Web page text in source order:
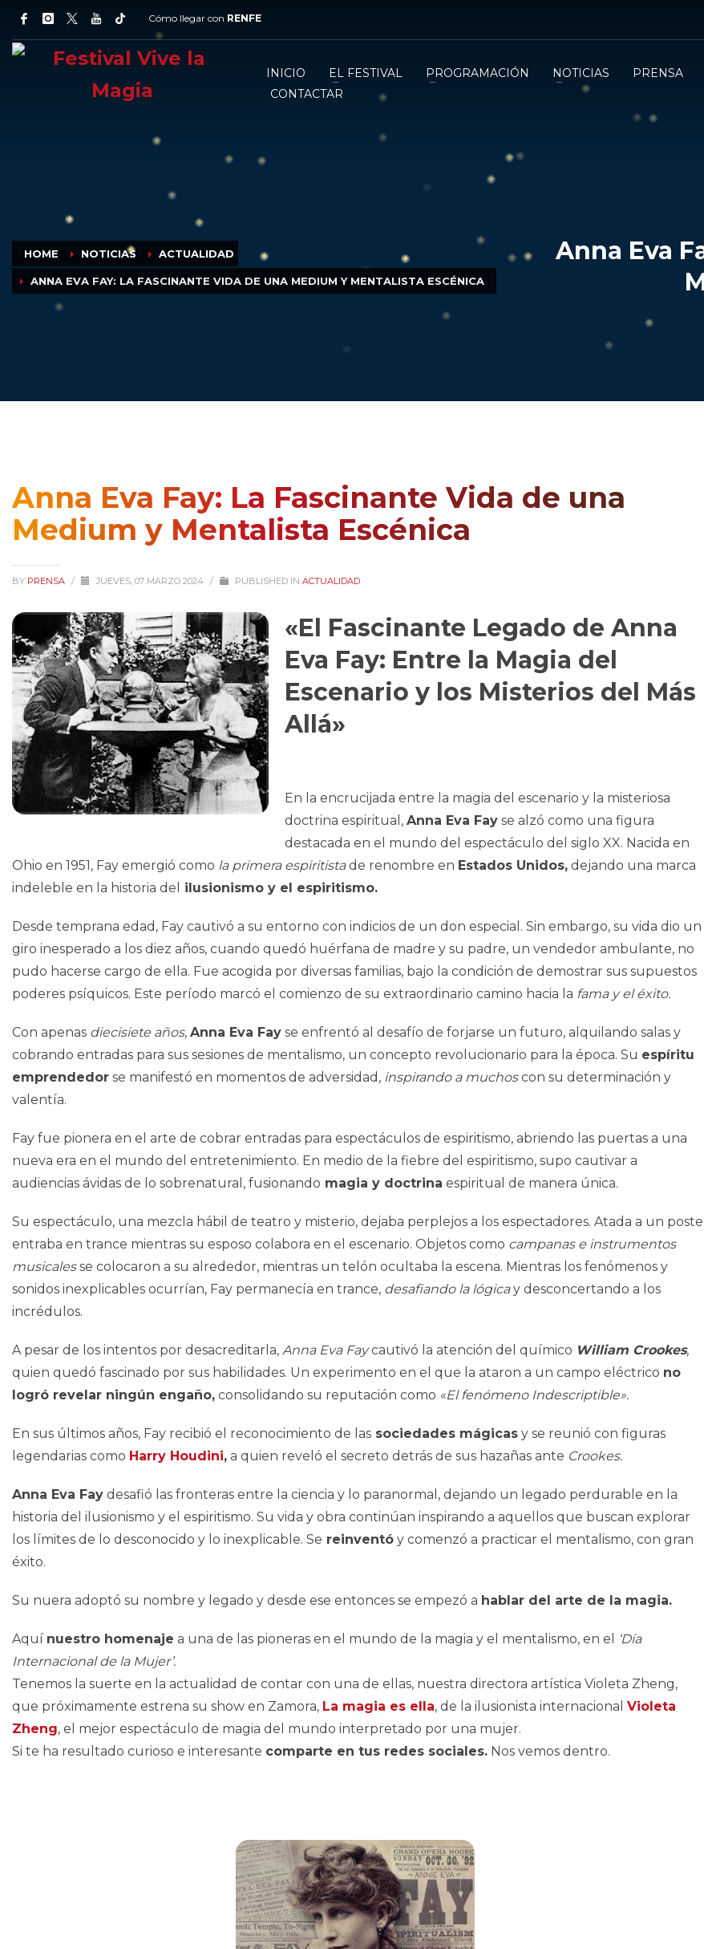
Cómo llegar con RENFE
INICIO EL FESTIVAL PROGRAMACIÓN NOTICIAS
PRENSA
CONTACTAR
HOME NOTICIAS ACTUALIDAD
ANNA EVA FAY: LA FASCINANTE VIDA DE UNA MEDIUM Y MENTALISTA ESCÉNICA
Anna Eva
Anna Eva Fay: La Fascinante Vida de una
Medium y Mentalista Escénica
BY PRENSA / JUEVES, 07 MARZO 2024 / PUBLISHED IN ACTUALIDAD
«El Fascinante Legado de Anna
Eva Fay: Entre la Magia del
Escenario y los Misterios del Más
Allá»
En la encrucijada entre la magia del escenario y la misteriosa
doctrina espiritual, Anna Eva Fay se alzó como una figura
destacada en el mundo del espectáculo del siglo XX. Nacida en
Ohio en 1951, Fay emergió como la primera espiritistade renombre en Estados Unidos, dejando una marca
indeleble en la historia del
ilusionismo y el espiritismo.
Desde temprana edad, Fay cautivó a su entorno con indicios de un don especial. Sin embargo, su vida dio un
giro inesperado a los diez años, cuando quedó huérfana de madre y su padre, un vendedor ambulante, no
pudo hacerse cargo de ella. Fue acogida por diversas familias, bajo la condición de demostrar sus supuestos
poderes psíquicos. Este período marcó el comienzo de su extraordinario camino hacia la fama y el éxito.
Con apenas diecisiete años, Anna Eva Fay se enfrentó al desafío de forjarse un futuro, alquilando salas y
cobrando entradas para sus sesiones de mentalismo, un concepto revolucionario para la época. Su espíritu
emprendedor se manifestó en momentos de adversidad, inspirando a muchoscon su determinación y
valentía.
Fay fue pionera en el arte de cobrar entradas para espectáculos de espiritismo, abriendo las puertas a una
nueva era en el mundo del entretenimiento. En medio de la fiebre del espiritismo, supo cautivar a
audiencias ávidas de lo sobrenatural, fusionando magia y doctrina espiritual de manera única.
Su espectáculo, una mezcla hábil de teatro y misterio, dejaba perplejos a los espectadores. Atada a un
entraba en trance mientras su esposo colabora en el escenario. Objetos como campanas e instrumentos
musicalesse colocaron a su alrededor, mientras un telón ocultaba la escena. Mientras los fenómenos y
sonidos inexplicables ocurrían, Fay permanecía en trance, desafiando la lógicay desconcertando a los
incrédulos.
A pesar de los intentos por desacreditarla, Anna Eva Faycautivó la atención del químico William Crookes,
quien quedó fascinado por sus habilidades. Un experimento en el que la ataron a un campo eléctrico no
logró revelar ningún engaño, consolidando su reputación como «El fenómeno Indescriptible».
En sus últimos años, Fay recibió el reconocimiento de las sociedades mágicas y se reunió con figuras
legendarias como Harry Houdini, a quien reveló el secreto detrás de sus hazañas ante Crookes.
Anna Eva Fay desafió las fronteras entre la ciencia y lo paranormal, dejando un legado perdurable en la
historia del ilusionismo y el espiritismo. Su vida y obra continúan inspirando a aquellos que buscan explorar
los límites de lo desconocido y lo inexplicable. Se reinventó y comenzó a practicar el mentalismo, con gran
éxito.
Su nuera adoptó su nombre y legado y desde ese entonces se empezó a hablar del arte de la magia.
Aquí nuestro homenaje a una de las pioneras en el mundo de la magia y el mentalismo, en el
‘Día
Internacional de la Mujer’.
Tenemos la suerte en la actualidad de contar con una de ellas, nuestra directora artística Violeta Zheng,
que próximamente estrena su show en Zamora, La magia es ella, de la ilusionista internacional Violeta
Zheng, el mejor espectáculo de magia del mundo interpretado por una mujer.
Si te ha resultado curioso e interesante comparte en tus redes sociales. Nos vemos dentro.